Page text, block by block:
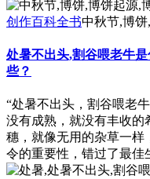
创作百科全书中秋节,博
处暑不出头,割谷喂老牛
些？
“处暑不出头，割谷喂老
没有成熟，就没有丰收的
穗，就像无用的杂草一样
令的重要性，错过了最佳